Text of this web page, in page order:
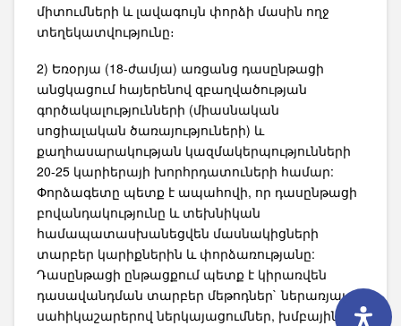
միտումների և լավագույն փորձի մասին ողջ
տեղեկատվությունը։
2) Եռօրյա (18-ժամյա) առցանց դասընթացի
անցկացում հայերենով զբաղվածության
գործակալությունների (միասնական
սոցիալական ծառայություների) և
քաղհասարակության կազմակերպությունների
20-25 կարիերայի խորհրդատուների համար:
Փորձագետը պետք է ապահովի, որ դասընթացի
բովանդակությունը և տեխնիկան
համապատասխանեցվեն մասնակիցների
տարբեր կարիքներին և փորձառությանը:
Դասընթացի ընթացքում պետք է կիրառվեն
դասավանդման տարբեր մեթոդներ` ներառյալ
սահիկաշարերով ներկայացումներ, խմբային